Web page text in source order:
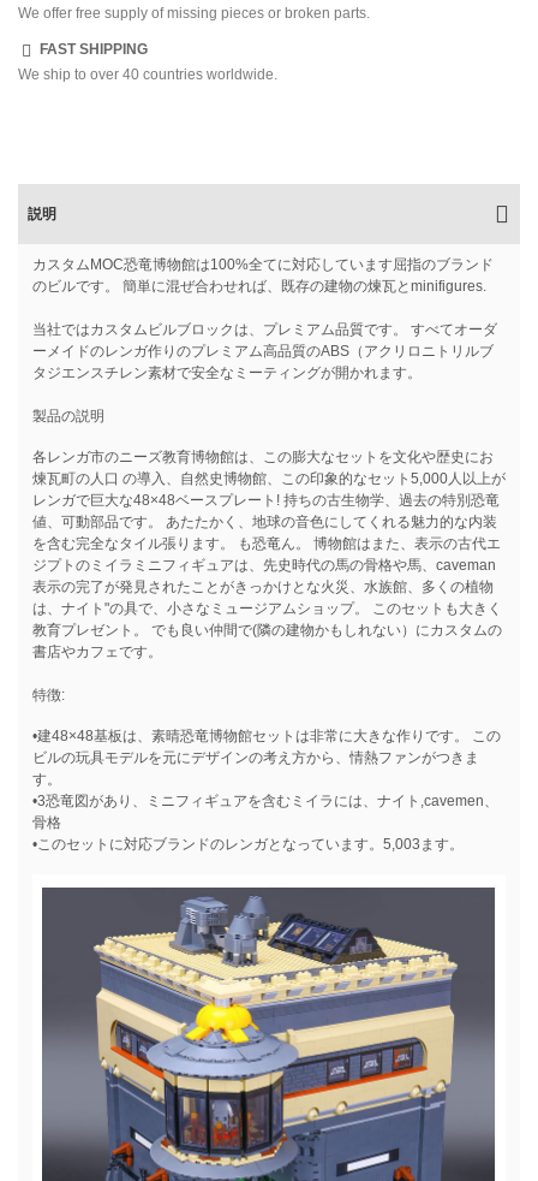
We offer free supply of missing pieces or broken parts.
FAST SHIPPING
We ship to over 40 countries worldwide.
説明
カスタムMOC恐竜博物館は100%全てに対応しています屈指のブランド
のビルです。 簡単に混ぜ合わせれば、既存の建物の煉瓦とminifigures.
当社ではカスタムビルブロックは、プレミアム品質です。 すべてオーダ
ーメイドのレンガ作りのプレミアム高品質のABS（アクリロニトリルブ
タジエンスチレン素材で安全なミーティングが開かれます。
製品の説明
各レンガ市のニーズ教育博物館は、この膨大なセットを文化や歴史にお
煉瓦町の人口 の導入、自然史博物館、この印象的なセット5,000人以上が
レンガで巨大な48×48ベースプレート! 持ちの古生物学、過去の特別恐竜
値、可動部品です。 あたたかく、地球の音色にしてくれる魅力的な内装
を含む完全なタイル張ります。 も恐竜ん。 博物館はまた、表示の古代エ
ジプトのミイラミニフィギュアは、先史時代の馬の骨格や馬、caveman
表示の完了が発見されたことがきっかけとな火災、水族館、多くの植物
は、ナイト"の具で、小さなミュージアムショップ。 このセットも大きく
教育プレゼント。 でも良い仲間で(隣の建物かもしれない）にカスタムの
書店やカフェです。
特徴:
•建48×48基板は、素晴恐竜博物館セットは非常に大きな作りです。 この
ビルの玩具モデルを元にデザインの考え方から、情熱ファンがつきま
す。
•3恐竜図があり、ミニフィギュアを含むミイラには、ナイト,cavemen、
骨格
•このセットに対応ブランドのレンガとなっています。5,003ます。